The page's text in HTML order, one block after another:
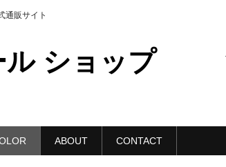
販サイト
ショップ
ABOUT CONTACT